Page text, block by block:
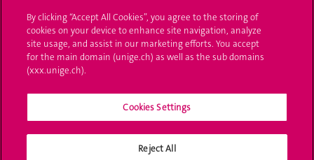
UNIGE Mobile
Médias
Offres d'emploi
Calendrier académique
By clicking “Accept All Cookies”, you agree to the storing of
cookies on your device to enhance site navigation, analyze
site usage, and assist in our marketing efforts. You accept
for the main domain (unige.ch) as well as the sub domains
(xxx.unige.ch).
Cookies Settings
Reject All